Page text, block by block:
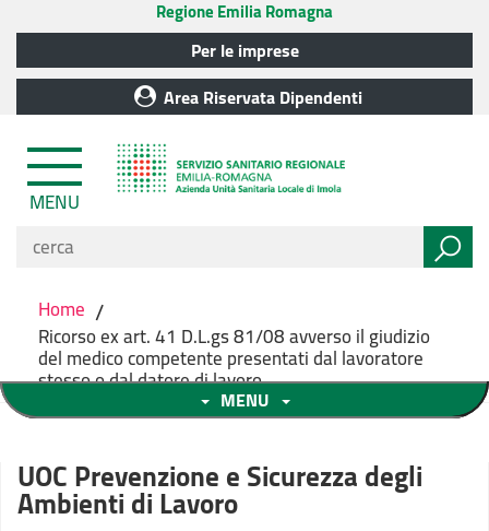
Regione Emilia Romagna
Per le imprese
Area Riservata Dipendenti
MENU
Home /
Ricorso ex art. 41 D.L.gs 81/08 avverso il giudizio
del medico competente presentati dal lavoratore
stesso o dal datore di lavoro
MENU
UOC Prevenzione e Sicurezza degli
Ambienti di Lavoro